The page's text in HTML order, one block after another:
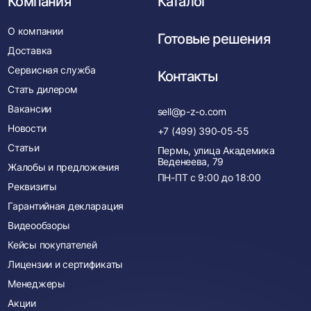
О компании
Доставка
Сервисная служба
Стать дилером
Вакансии
Новости
Статьи
Жалобы и предложения
Реквизиты
Гарантийная декларация
Видеообзоры
Кейсы покупателей
Лицензии и сертификаты
Менеджеры
Акции
Готовые решения
Контакты
sell@p-z-o.com
+7 (499) 390-05-55
Пермь, улица Академика
Веденеева, 79
ПН-ПТ с 9:00 до 18:00